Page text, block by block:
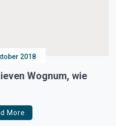
2018
Wognum, wie
More